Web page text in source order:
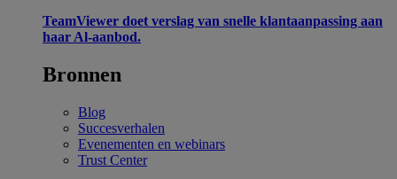
TeamViewer doet verslag van snelle klantaanpassing aan
haar Al-aanbod.
Bronnen
Blog
Succesverhalen
Evenementen en webinars
Trust Center